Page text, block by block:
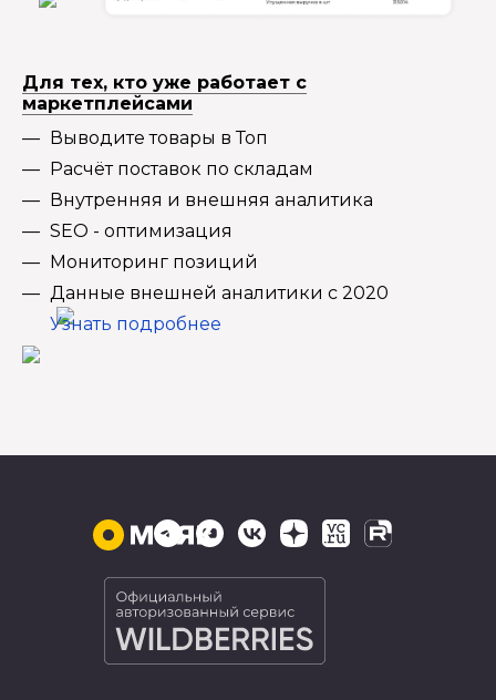
Для тех, кто уже работает с
маркетплейсами
Выводите товары в Топ
Расчёт поставок по складам
Внутренняя и внешняя аналитика
SEO - оптимизация
Мониторинг позиций
Данные внешней аналитики с 2020
Узнать подробнее